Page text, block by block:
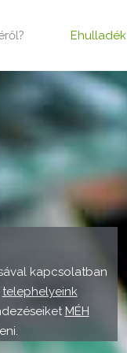
Ehulladék
kapcsolatban
telephelyeink
MÉH